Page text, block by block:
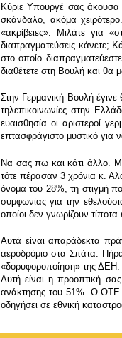
Κύριε Υπουργέ σας άκουσα
σκάνδαλο, ακόμα
«ακρίβειες». Μιλάτε για
διαπραγματεύσεις κάνετε;
στο οποίο
διαθέτετε στη Βουλή και θα
Στην Γερμανική Βουλή έγινε
τηλεπικοινωνίες στην
ευαισθησία οι αριστεροί
επτασφράγιστο μυστικό για
Να σας πω και κάτι άλλο.
τότε πέρασαν 3 χρόνια κ.
όνομα του 28%, τη στιγμή
συμφωνίας για την
οποίοι δεν γνωρίζουν
Αυτά είναι απαράδεκτα
αεροδρόμιο στα Σπάτα.
«δορυφοροποίηση» της ΔΕΗ.
Αυτή είναι η προοπτική
ανάκτησης του 51%. Ο ΟΤΕ
οδηγήσει σε εθνική